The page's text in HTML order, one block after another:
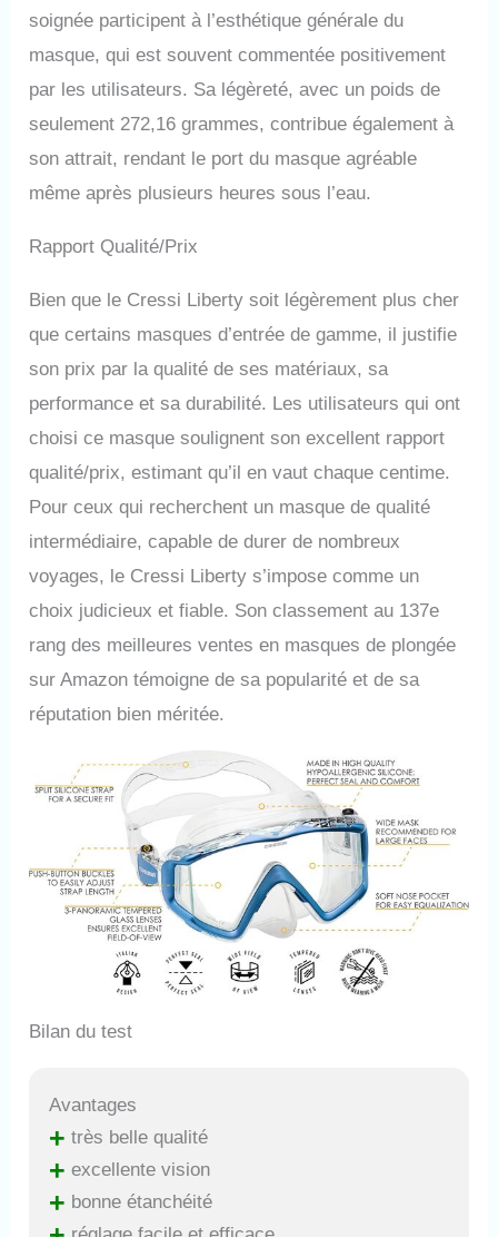
soignée participent à l’esthétique générale du
masque, qui est souvent commentée positivement
par les utilisateurs. Sa légèreté, avec un poids de
seulement 272,16 grammes, contribue également à
son attrait, rendant le port du masque agréable
même après plusieurs heures sous l’eau.
Rapport Qualité/Prix
Bien que le Cressi Liberty soit légèrement plus cher
que certains masques d’entrée de gamme, il justifie
son prix par la qualité de ses matériaux, sa
performance et sa durabilité. Les utilisateurs qui ont
choisi ce masque soulignent son excellent rapport
qualité/prix, estimant qu’il en vaut chaque centime.
Pour ceux qui recherchent un masque de qualité
intermédiaire, capable de durer de nombreux
voyages, le Cressi Liberty s’impose comme un
choix judicieux et fiable. Son classement au 137e
rang des meilleures ventes en masques de plongée
sur Amazon témoigne de sa popularité et de sa
réputation bien méritée.
Bilan du test
Avantages
+ très belle qualité
+ excellente vision
+ bonne étanchéité